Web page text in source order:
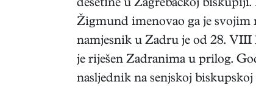
desetine u Zagrebačkoj
Žigmund imenovao ga je svojim
namjesnik u Zadru je od 28. VIII
je riješen Zadranima u prilog.
nasljednik na senjskoj